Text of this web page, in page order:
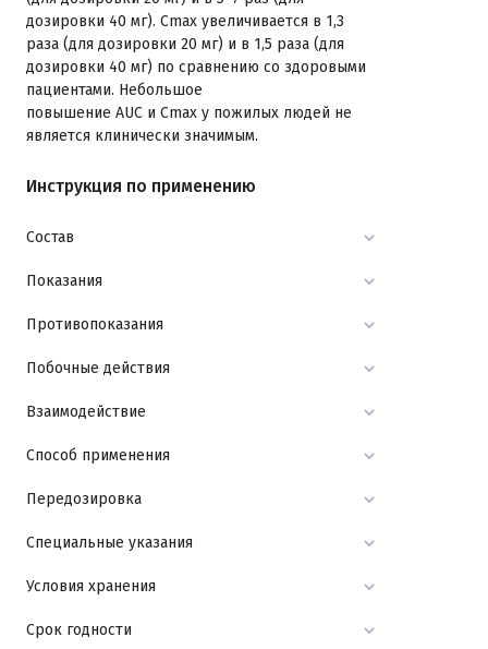
дозировки 40 мг). Сmax увеличивается в 1,3
раза (для дозировки 20 мг) и в 1,5 раза (для
дозировки 40 мг) по сравнению со здоровыми
пациентами. Небольшое
повышение AUC и Сmax у пожилых людей не
является клинически значимым.
Инструкция по применению
Состав
Показания
Противопоказания
Побочные действия
Взаимодействие
Способ применения
Передозировка
Специальные указания
Условия хранения
Срок годности